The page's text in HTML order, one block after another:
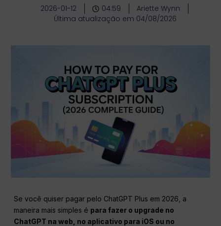
2026-01-12 04:59
Ariette Wynn
Última atualização em 04/08/2026
Se você quiser pagar pelo ChatGPT Plus em 2026, a
maneira mais simples é para fazer o upgrade no
ChatGPT na web, no aplicativo para iOS ou no